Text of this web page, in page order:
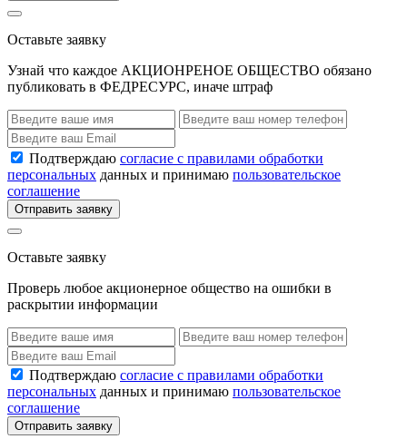
Оставьте заявку
Узнай что каждое АКЦИОНРЕНОЕ ОБЩЕСТВО обязано
публиковать в ФЕДРЕСУРС, иначе штраф
Подтверждаю согласие с правилами обработки
персональных данных и принимаю пользовательское
соглашение
Отправить заявку
Оставьте заявку
Проверь любое акционерное общество на ошибки в
раскрытии информации
Подтверждаю согласие с правилами обработки
персональных данных и принимаю пользовательское
соглашение
Отправить заявку